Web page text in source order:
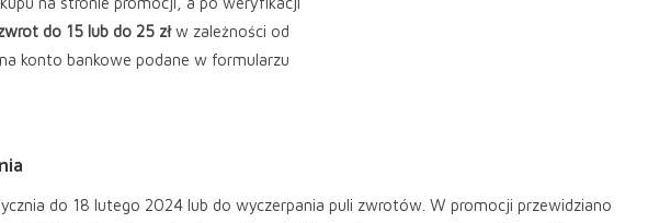
do 15 lub do 25 złw zależności od
konto bankowe podane w formularzu
do 18 lutego 2024 lub do wyczerpania puli zwrotów. W promocji przewidziano